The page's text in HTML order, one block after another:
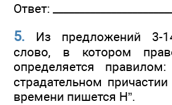
Ответ:
5. Из предложений 3-
слово, в котором
определяется
страдательном
времени пишется Н”.